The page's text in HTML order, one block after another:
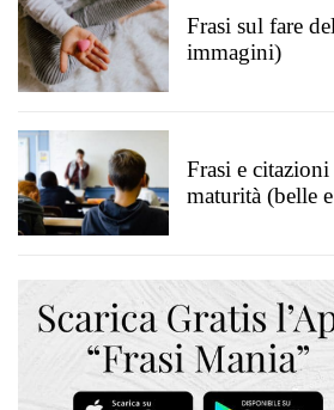
Frasi sul fare
immagini)
Frasi e
maturità (belle